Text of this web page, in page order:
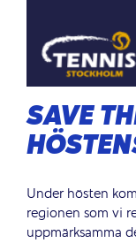
SAVE
Under hösten
regionen som vi
uppmärksamma